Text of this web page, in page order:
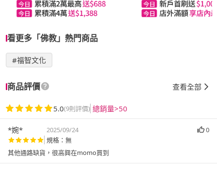
看更多「佛教」熱門商品
#福智文化
商品評價 查看全部
5.0(9則評價) 總銷量>50
*婉* 2025/09/24
0
規格：無
其他通路缺貨，很高興在momo買到